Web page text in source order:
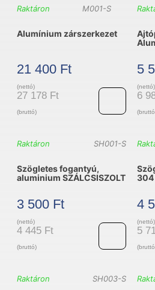
M001-S
Raktáron
Alumínium zárszerkezet
21 400 Ft
(nettó)
27 178 Ft
(bruttó)
mennyiség
5
(nettó)
6
SH001-S
Raktáron
Szögletes fogantyú,
aluminium SZÁLCSISZOLT
3 500 Ft
(nettó)
4 445 Ft
(bruttó)
304
4
(nettó)
5
SH003-S
Raktáron